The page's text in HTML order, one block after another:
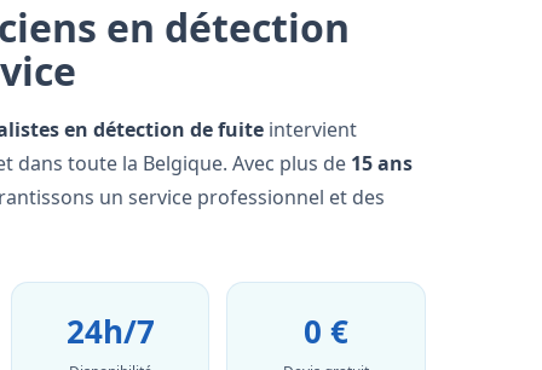
en détection
en détection de fuite intervient
dans toute la Belgique. Avec plus de 15 ans
un service professionnel et des
24h/7 0 €